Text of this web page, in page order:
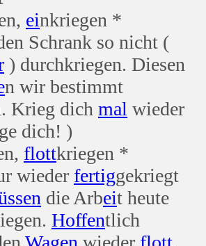
einkriegen *
Schrank so nicht (
) durchkriegen. Diesen
n wir bestimmt
Krieg dich mal wieder
dich! )
flottkriegen *
wieder fertiggekriegt
die Arbeit heute
Hoffentlich